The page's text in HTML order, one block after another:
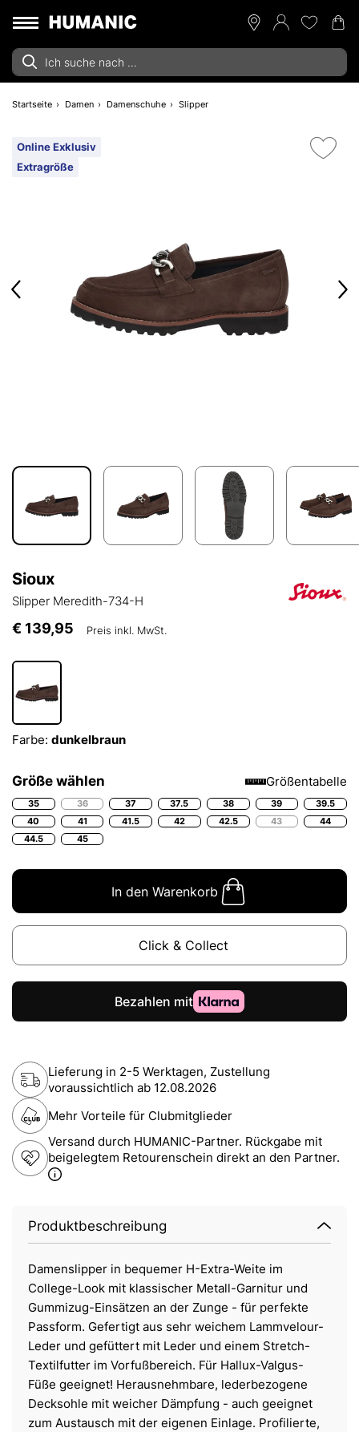
Startseite Damen Damenschuhe Slipper
Online Exklusiv
Extragröße
Sioux
Slipper Meredith-734-H
€ 139,95 Preis inkl. MwSt.
Farbe: dunkelbraun
Größe wählen Größentabelle
35 36 37 37.5 38 39
39.5
40
41 41.5 42 42.5 43
44
44.5
45
In den Warenkorb
Click & Collect
Lieferung in 2-5 Werktagen, Zustellung
voraussichtlich ab 12.08.2026
Mehr Vorteile für Clubmitglieder
Versand durch HUMANIC-Partner. Rückgabe mit
beigelegtem Retourenschein direkt an den Partner.
Produktbeschreibung
Damenslipper in bequemer H-Extra-Weite im
College-Look mit klassischer Metall-Garnitur und
Gummizug-Einsätzen an der Zunge - für perfekte
Passform. Gefertigt aus sehr weichem Lammvelour-
Leder und gefüttert mit Leder und einem Stretch-
Textilfutter im Vorfußbereich. Für Hallux-Valgus-
Füße geeignet! Herausnehmbare, lederbezogene
Decksohle mit weicher Dämpfung - auch geeignet
zum Austausch mit der eigenen Einlage. Profilierte,